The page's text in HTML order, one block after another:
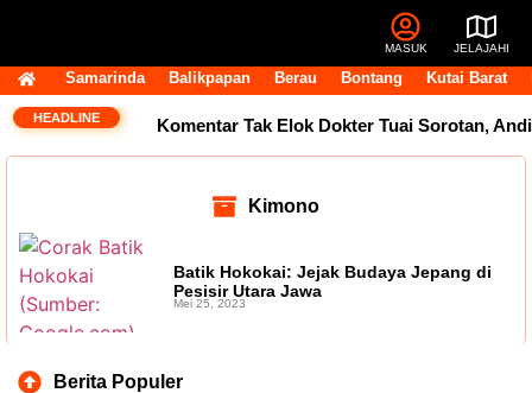
MASUK JELAJAHI
Samarinda Balikpapan Berau Bontang Kutai Barat
HEADLINE Komentar Tak Elok Dokter Tuai Sorotan, Andi
Usai Terpilih Aklamasi, Andi Satya Pasang
Target Golkar Kuasai DPRD Samarinda
Kimono
Batik Hokokai: Jejak Budaya Jepang di
Pesisir Utara Jawa
Mei 25, 2023
Berita Populer